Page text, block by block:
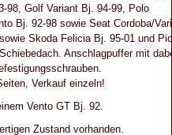
98, Golf Variant Bj. 94-99, Polo
Bj. 92-98 sowie Seat Cordoba/
Skoda Felicia Bj. 95-01 und
Anschlagpuffer mit
Verkauf einzeln!
Vento GT Bj. 92.
Zustand vorhanden.